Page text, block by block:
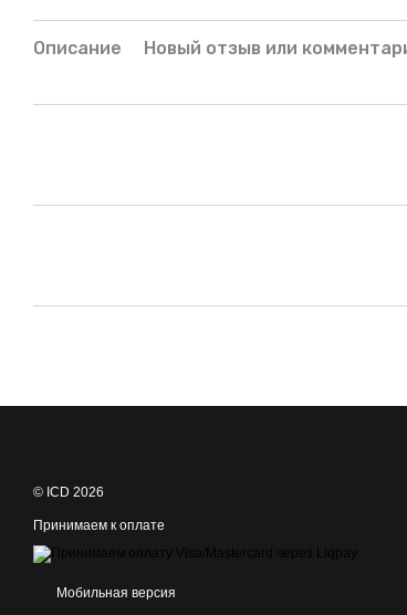
Описание Новый отзыв или
© ICD 2026
Принимаем к оплате
Мобильная версия